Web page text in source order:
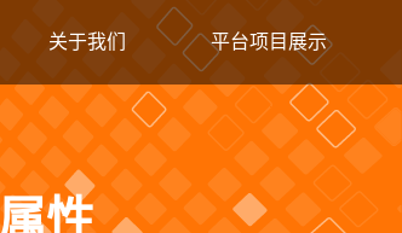
关于我们 平台项目展示